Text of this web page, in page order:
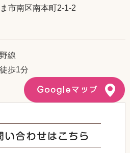
市南区南本町2-1-2
線
歩1分